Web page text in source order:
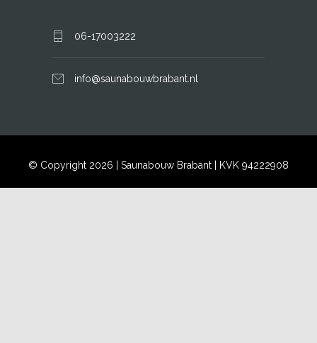
06-17003222
info@saunabouwbrabant.nl
© Copyright 2026 | Saunabouw Brabant | KVK 94222908